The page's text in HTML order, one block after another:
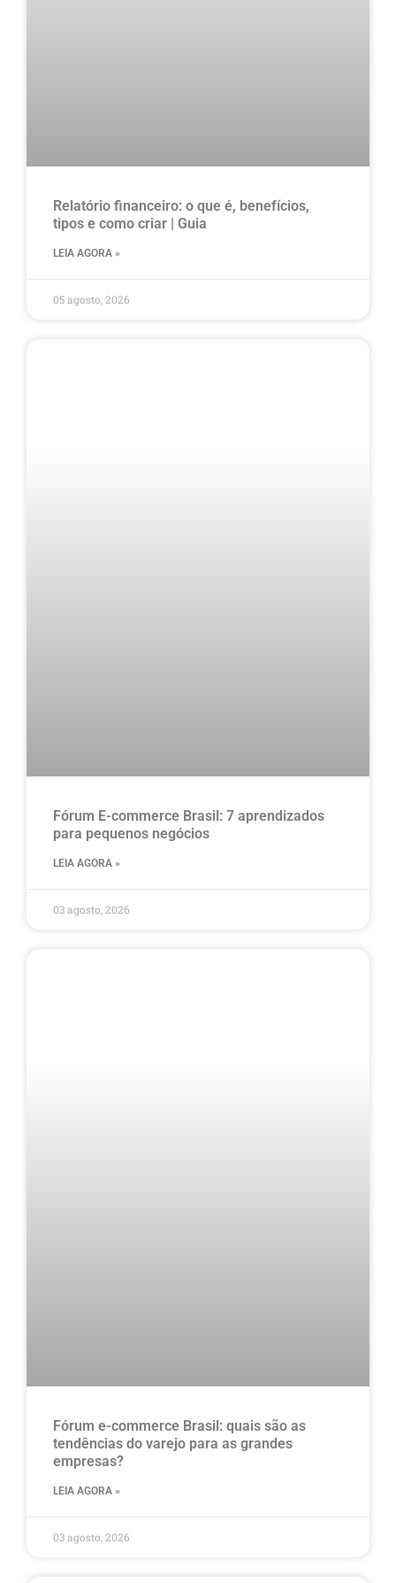
Relatório financeiro: o que é, benefícios,
tipos e como criar | Guia
LEIA AGORA »
05 agosto, 2026
Fórum E-commerce Brasil: 7 aprendizados
para pequenos negócios
LEIA AGORA »
03 agosto, 2026
Fórum e-commerce Brasil: quais são as
tendências do varejo para as grandes
empresas?
LEIA AGORA »
03 agosto, 2026